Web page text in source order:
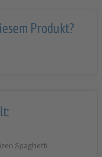
Produkt?
Spaghetti